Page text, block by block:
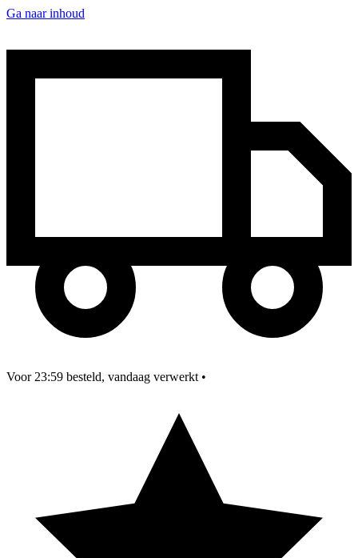
Ga naar inhoud
Voor 23:59 besteld, vandaag verwerkt •